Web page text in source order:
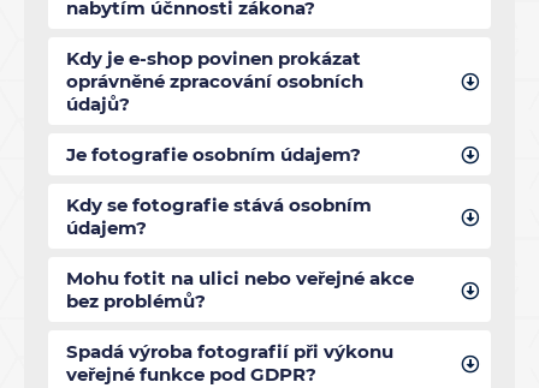
nabytím účnnosti zákona?
Kdy je e-shop povinen prokázat
oprávněné zpracování osobních
údajů?
Je fotografie osobním údajem?
Kdy se fotografie stává osobním
údajem?
Mohu fotit na ulici nebo veřejné akce
bez problémů?
Spadá výroba fotografií při výkonu
veřejné funkce pod GDPR?